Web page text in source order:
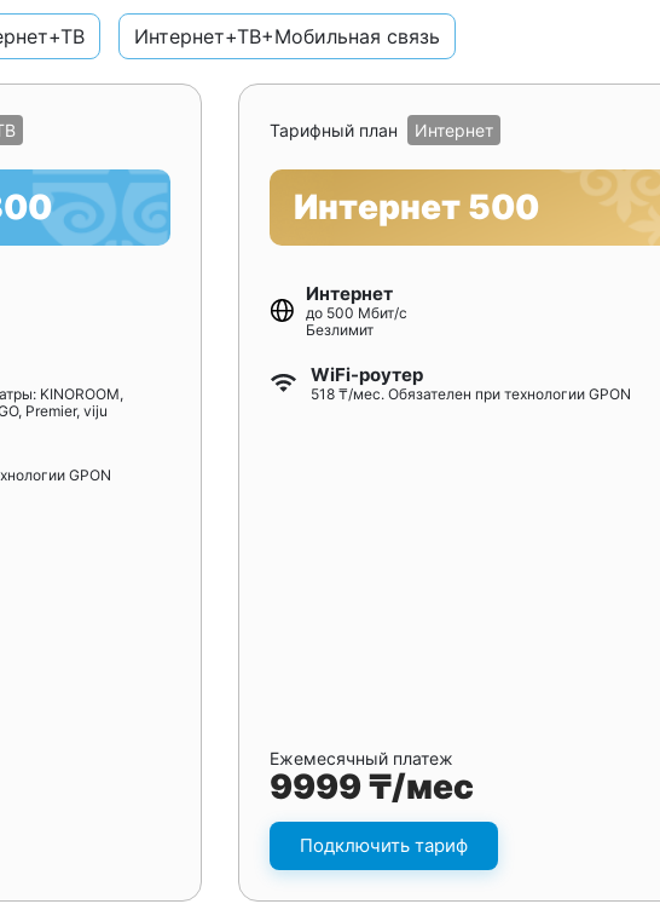
Интернет+ТВ+Мобильная связь
KINOROOM,
Premier, viju
GPON
Тарифный план Интернет
Интернет 500
Интернет
до 500 Мбит/с
Безлимит
WiFi-роутер
518 ₸/мес. Обязателен при технологии GPON
Ежемесячный платеж
9999 ₸/мес
Подключить тариф